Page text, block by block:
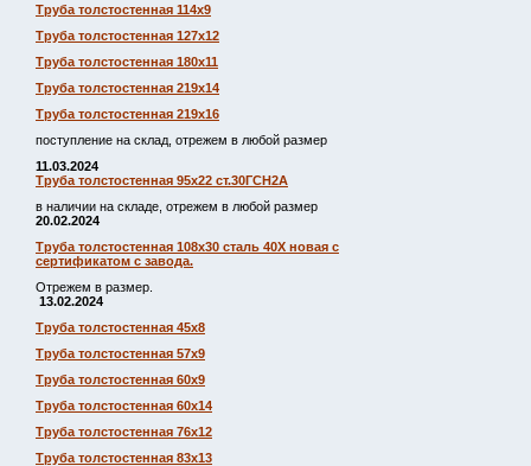
Труба толстостенная 114х9
Труба толстостенная 127х12
Труба толстостенная 180х11
Труба толстостенная 219х14
Труба толстостенная 219х16
поступление на склад, отрежем в любой размер
11.03.2024
Труба толстостенная 95х22 ст.30ГСН2А
в наличии на складе, отрежем в любой размер
20.02.2024
Труба толстостенная 108х30 сталь 40Х новая с
сертификатом с завода.
Отрежем в размер.
13.02.2024
Труба толстостенная 45х8
Труба толстостенная 57х9
Труба толстостенная 60х9
Труба толстостенная 60х14
Труба толстостенная 76х12
Труба толстостенная 83х13